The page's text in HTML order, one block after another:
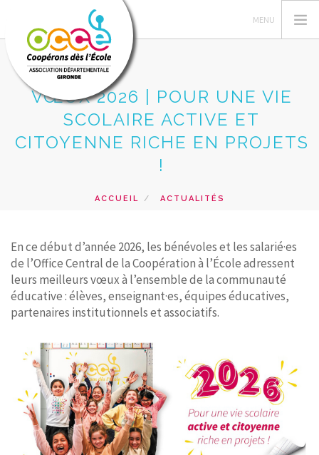
VOTRE AD OCCE 33
GERER SA COOPERATIVE
NOS RESSOURCES
RECHERCHER
CONTACT
VŒUX 2026 | POUR UNE VIE
SCOLAIRE ACTIVE ET
CITOYENNE RICHE EN PROJETS
!
ACCUEIL
ACTUALITÉS
En ce début d’année 2026, les bénévoles et les salarié·es
de l’Office Central de la Coopération à l’École adressent
leurs meilleurs vœux à l’ensemble de la communauté
éducative : élèves, enseignant·es, équipes éducatives,
partenaires institutionnels et associatifs.